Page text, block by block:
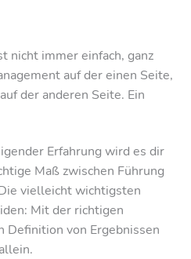
nicht immer einfach, ganz
auf der einen Seite,
der anderen Seite. Ein
Erfahrung wird es dir
Maß zwischen Führung
vielleicht wichtigsten
Mit der richtigen
Definition von Ergebnissen